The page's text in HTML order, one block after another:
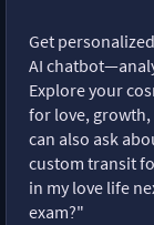
Get
AI
Explore your
for love, growth,
can also ask
custom transit
in my love life
exam?"